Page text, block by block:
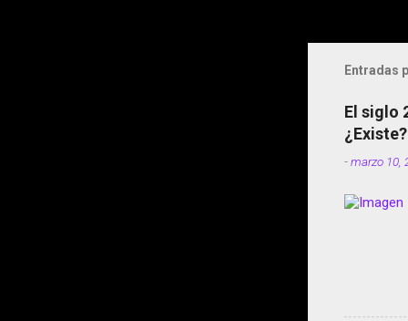
Entradas
El siglo
¿Existe?
-marzo 10,